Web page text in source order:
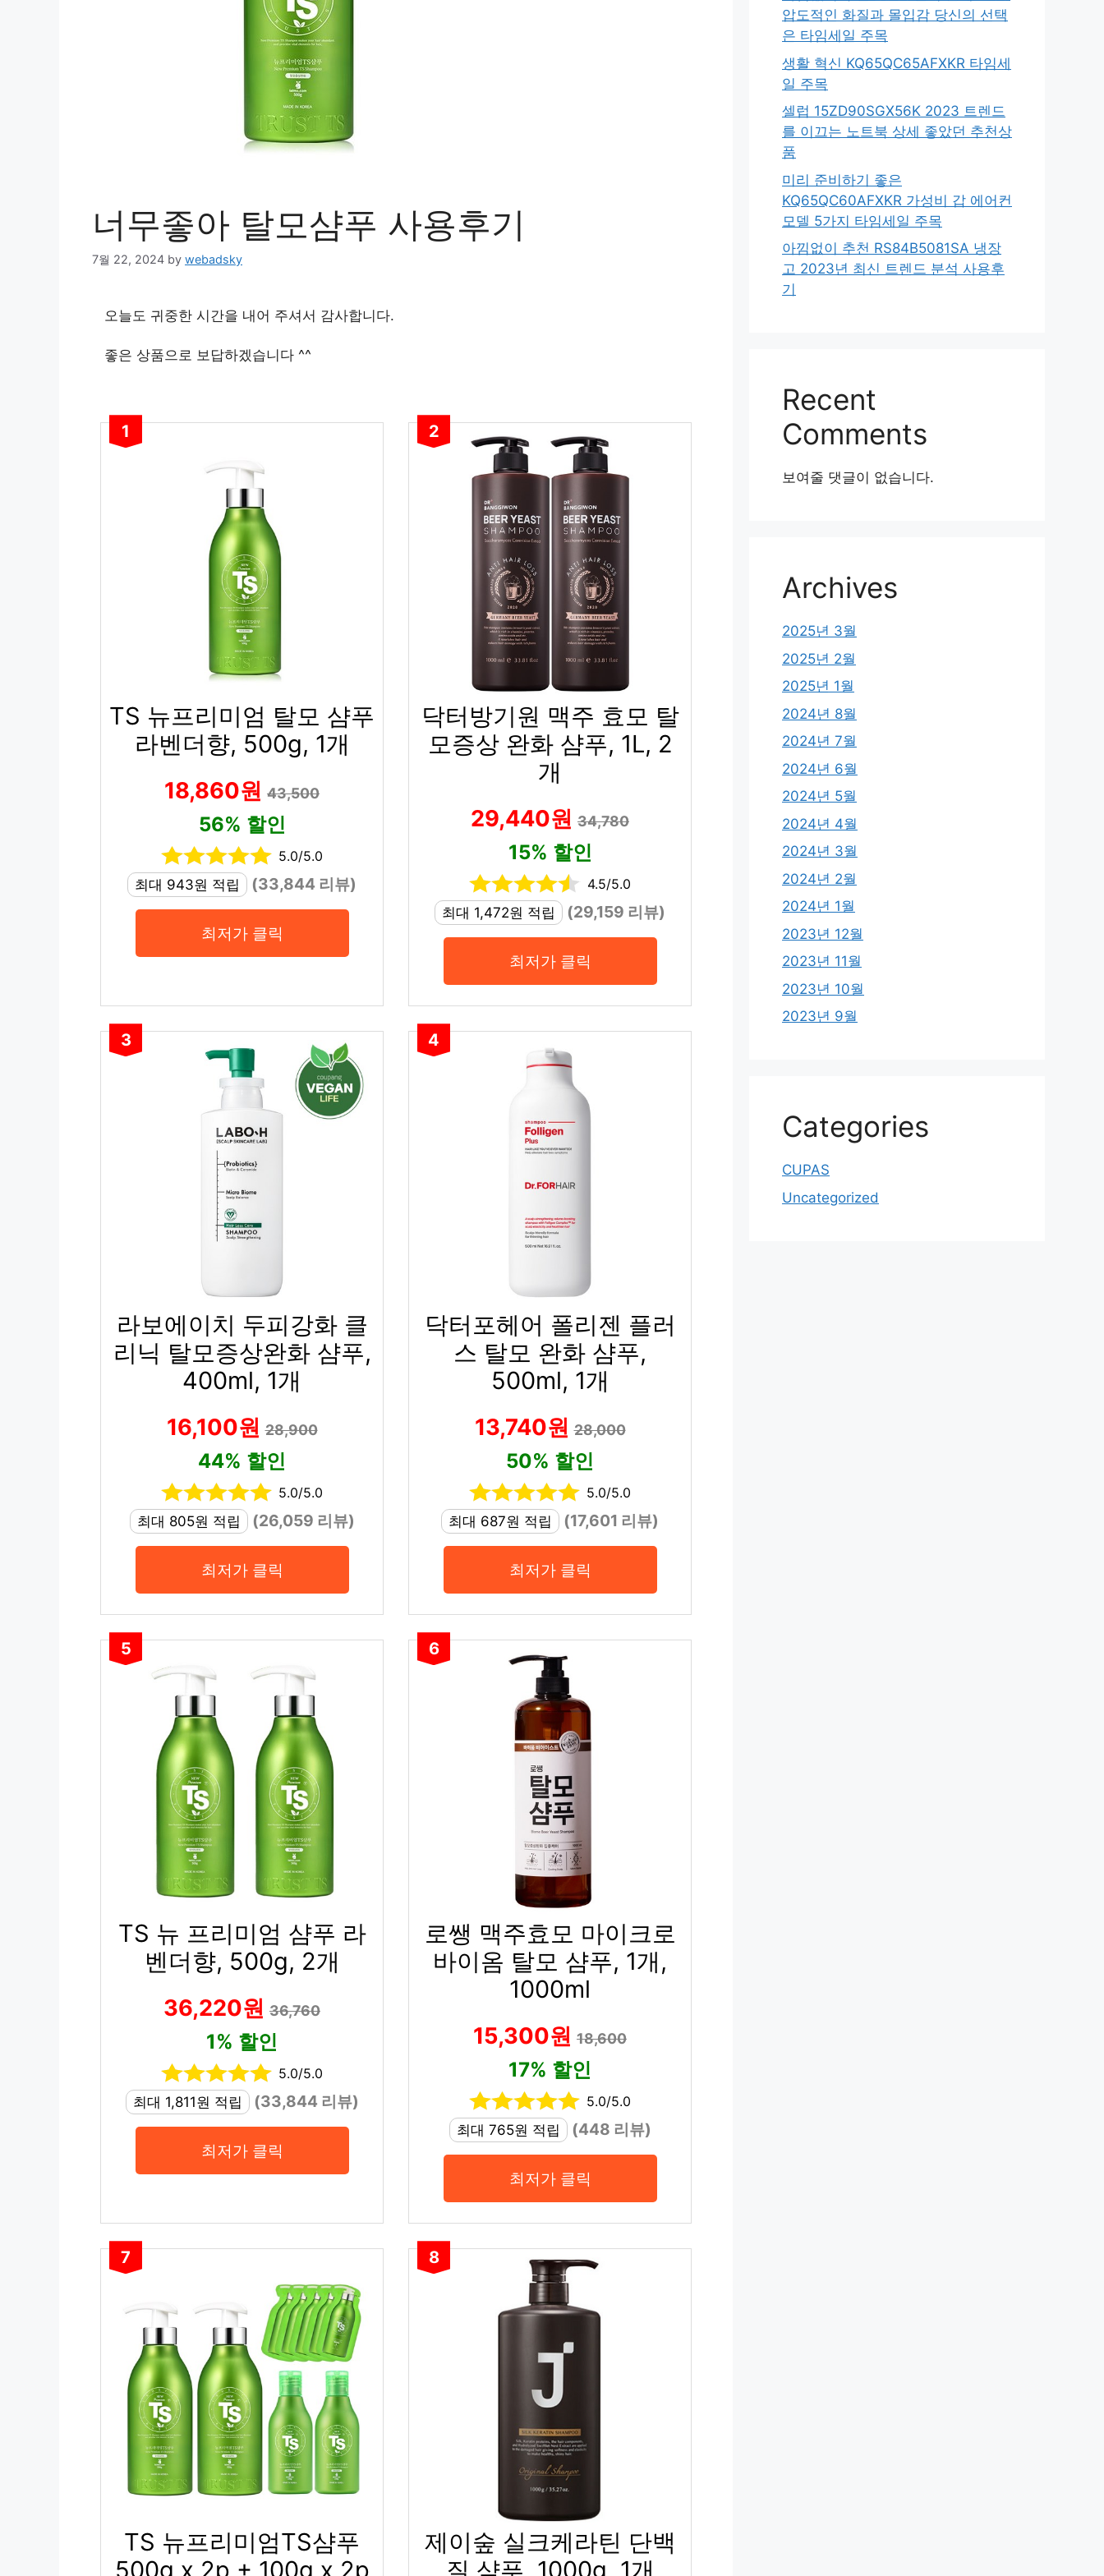
너무좋아 탈모샴푸 사용후기
7월 22, 2024 by webadsky
오늘도 귀중한 시간을 내어 주셔서 감사합니다.
좋은 상품으로 보답하겠습니다 ^^
1
TS 뉴프리미엄 탈모 샴푸
라벤더향, 500g, 1개
18,860원 43,500
56% 할인
5.0/5.0
최대 943원 적립
(33,844 리뷰)
최저가 클릭
2
닥터방기원 맥주 효모 탈
모증상 완화 샴푸, 1L, 2
개
29,440원 34,780
15% 할인
4.5/5.0
최대 1,472원 적립
(29,159 리뷰)
최저가 클릭
3
라보에이치 두피강화 클
리닉 탈모증상완화 샴푸,
400ml, 1개
16,100원28,900
44% 할인
5.0/5.0
최대 805원 적립
(26,059 리뷰)
최저가 클릭
4
닥터포헤어 폴리젠 플러
스 탈모 완화 샴푸,
500ml, 1개
13,740원28,000
50% 할인
5.0/5.0
최대 687원 적립
(17,601 리뷰)
최저가 클릭
5
TS 뉴 프리미엄 샴푸 라
벤더향, 500g, 2개
36,220원 36,760
1% 할인
5.0/5.0
최대 1,811원 적립
(33,844 리뷰)
최저가 클릭
6
로쌩 맥주효모 마이크로
바이옴 탈모 샴푸, 1개,
1000ml
15,300원 18,600
17% 할인
5.0/5.0
최대 765원 적립
(448 리뷰)
최저가 클릭
7
TS 뉴프리미엄TS샴푸
500g x 2p + 100g x 2p
8
제이숲 실크케라틴 단백
질 샴푸, 1000g, 1개
압도적인 화질과 몰입감 당신의 선택
은 타임세일 주목
생활 혁신 KQ65QC65AFXKR 타임세
일 주목
셀럽 15ZD90SGX56K 2023 트렌드
를 이끄는 노트북 상세 좋았던 추천상
품
미리 준비하기 좋은
KQ65QC60AFXKR 가성비 갑 에어컨
모델 5가지 타임세일 주목
아낌없이 추천 RS84B5081SA 냉장
고 2023년 최신 트렌드 분석 사용후
기
Recent
Comments
보여줄 댓글이 없습니다.
Archives
2025년 3월
2025년 2월
2025년 1월
2024년 8월
2024년 7월
2024년 6월
2024년 5월
2024년 4월
2024년 3월
2024년 2월
2024년 1월
2023년 12월
2023년 11월
2023년 10월
2023년 9월
Categories
CUPAS
Uncategorized